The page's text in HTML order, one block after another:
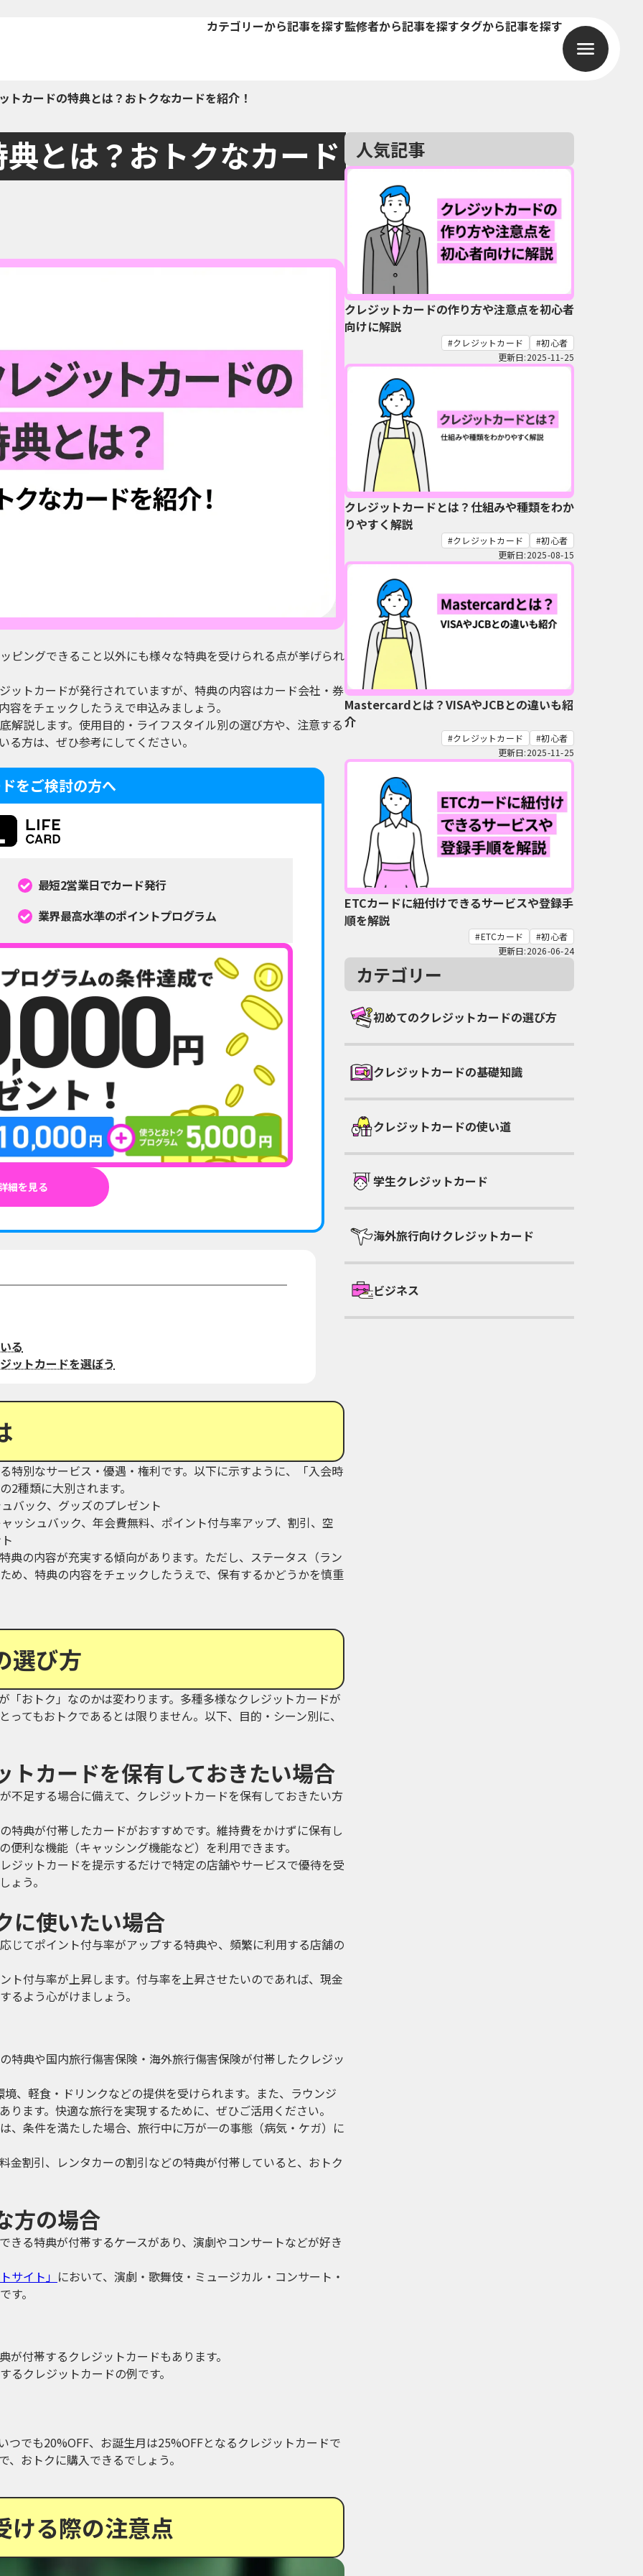
カテゴリーから記事を探す監修者から記事を探すタグから記事を探す
トカードの特典とは？おトクなカードを紹介！
とは？おトクなカード
ピングできること以外にも様々な特典を受けられる点が挙げられ
ットカードが発行されていますが、特典の内容はカード会社・券
をチェックしたうえで申込みましょう。
説します。使用目的・ライフスタイル別の選び方や、注意する
方は、ぜひ参考にしてください。
をご検討の方へ
最短2営業日でカード発行
業界最高水準のポイントプログラム
細を見る
る
ットカードを選ぼう
特別なサービス・優遇・権利です。以下に示すように、「入会時
種類に大別されます。
バック、グッズのプレゼント
ッシュバック、年会費無料、ポイント付与率アップ、割引、空
の内容が充実する傾向があります。ただし、ステータス（ラン
め、特典の内容をチェックしたうえで、保有するかどうかを慎重
選び方
おトク」なのかは変わります。多種多様なクレジットカードが
てもおトクであるとは限りません。以下、目的・シーン別に、
トカードを保有しておきたい場合
足する場合に備えて、クレジットカードを保有しておきたい方
典が付帯したカードがおすすめです。維持費をかけずに保有し
利な機能（キャッシング機能など）を利用できます。
ジットカードを提示するだけで特定の店舗やサービスで優待を受
ょう。
に使いたい場合
じてポイント付与率がアップする特典や、頻繁に利用する店舗の
付与率が上昇します。付与率を上昇させたいのであれば、現金
るよう心がけましょう。
特典や国内旅行傷害保険・海外旅行傷害保険が付帯したクレジッ
、軽食・ドリンクなどの提供を受けられます。また、ラウンジ
ます。快適な旅行を実現するために、ぜひご活用ください。
、条件を満たした場合、旅行中に万が一の事態（病気・ケガ）に
割引、レンタカーの割引などの特典が付帯していると、おトク
方の場合
る特典が付帯するケースがあり、演劇やコンサートなどが好き
サイト」 において、演劇・歌舞伎・ミュージカル・コンサート・
す。
付帯するクレジットカードもあります。
クレジットカードの例です。
つでも20%OFF、お誕生月は25%OFFとなるクレジットカードで
おトクに購入できるでしょう。
ける際の注意点
人気記事
クレジットカードの作り方や注意点を初心者
向けに解説
クレジットカード
初心者
更新日:2025-11-25
クレジットカードとは？仕組みや種類をわか
りやすく解説
クレジットカード
初心者
更新日:2025-08-15
Mastercardとは？VISAやJCBとの違いも紹
介
クレジットカード
初心者
更新日:2025-11-25
ETCカードに紐付けできるサービスや登録手
順を解説
ETCカード
初心者
更新日:2026-06-24
カテゴリー
初めてのクレジットカードの選び方
クレジットカードの基礎知識
クレジットカードの使い道
学生クレジットカード
海外旅行向けクレジットカード
ビジネス